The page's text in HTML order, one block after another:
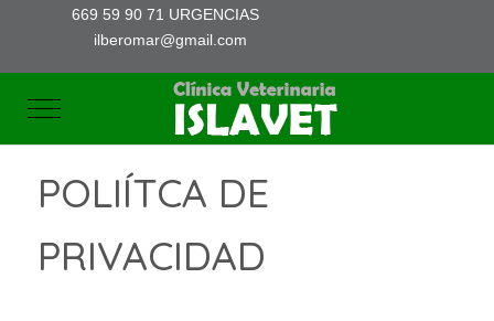
669 59 90 71 URGENCIAS
ilberomar@gmail.com
Mobile Menu Toggle
POLIÍTCA DE
PRIVACIDAD